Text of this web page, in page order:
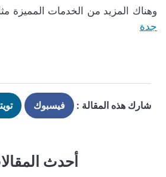
وهناك المزيد من الخدمات المميزة
جدة
شارك هذه المقالة : فيسبوك
أحدث